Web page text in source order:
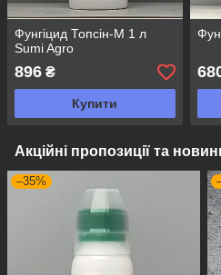
Фунгіцид Топсін-М 1 л
Sumi Agro
896 ₴
Купити
Акційні пропозиції та
–35%